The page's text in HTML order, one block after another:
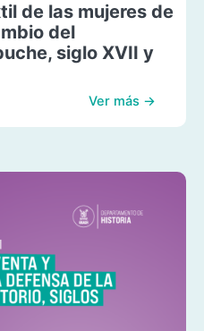
de las mujeres de
del
siglo XVII y
Ver más →